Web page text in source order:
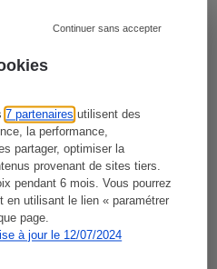
7 partenaires utilisent des
la performance,
partager, optimiser la
provenant de sites tiers.
pendant 6 mois. Vous pourrez
en utilisant le lien « paramétrer
page.
à jour le 12/07/2024
Continuer sans accepter